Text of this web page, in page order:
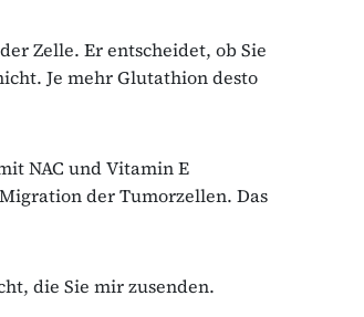
Zelle. Er entscheidet, ob Sie
Je mehr Glutathion desto
NAC und Vitamin E
der Tumorzellen. Das
die Sie mir zusenden.